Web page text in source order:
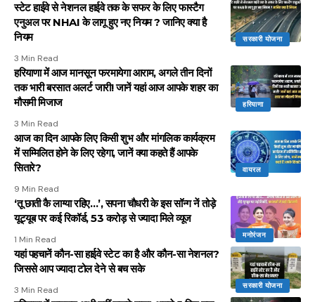
सरकारी योजना
स्टेट हाईवे से नेशनल हाईवे तक के सफर के लिए फास्टैग
एनुअल पर NHAI के लागू हुए नए नियम ? जानिए क्या है
नियम
3 Min Read
हरियाणा
हरियाणा में आज मानसून फरमायेगा आराम, अगले तीन दिनों
तक भारी बरसात अलर्ट जारी! जानें यहां आज आपके शहर का
मौसमी मिजाज
3 Min Read
वायरल
आज का दिन आपके लिए किसी शुभ और मांगलिक कार्यक्रम
में सम्मिलित होने के लिए रहेगा, जानें क्या कहते हैं आपके
सितारे?
9 Min Read
मनोरंजन
‘तू छाती कै लाग्या रहिए…’, सपना चौधरी के इस सॉन्ग नें तोड़े
यूट्यूब पर कई रिकॉर्ड, 53 करोड़ से ज्यादा मिले व्यूज
1 Min Read
सरकारी योजना
यहां पहचानें कौन-सा हाईवे स्टेट का है और कौन-सा नेशनल?
जिससे आप ज्यादा टोल देने से बच सके
3 Min Read